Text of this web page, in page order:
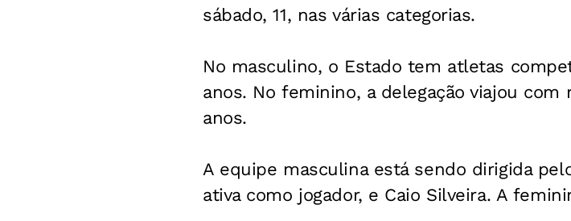
sábado, 11, nas várias categorias.
No masculino, o Estado tem atletas
anos. No feminino, a delegação viajou
anos.
A equipe masculina está sendo dirigida
ativa como jogador, e Caio Silveira. A